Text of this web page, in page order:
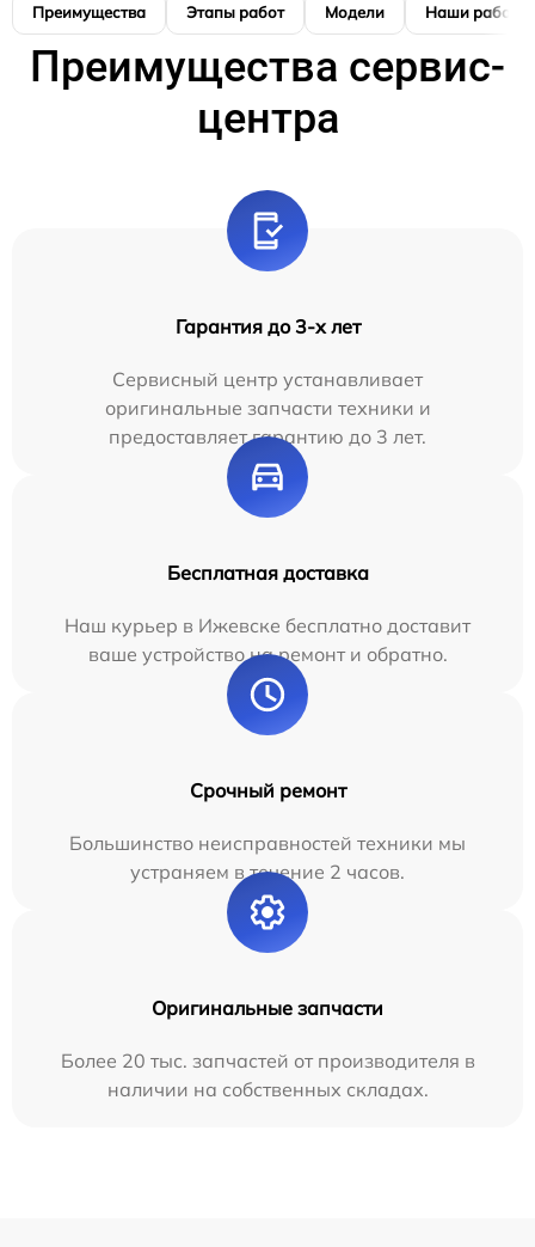
Преимущества Этапы работ Модели Наши работы
Преимущества сервис-
центра
Гарантия до 3-х лет
Сервисный центр устанавливает
оригинальные запчасти техники и
предоставляет гарантию до 3 лет.
Бесплатная доставка
Наш курьер в Ижевске бесплатно доставит
ваше устройство на ремонт и обратно.
Срочный ремонт
Большинство неисправностей техники мы
устраняем в течение 2 часов.
Оригинальные запчасти
Более 20 тыс. запчастей от производителя в
наличии на собственных складах.